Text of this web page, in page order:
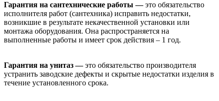
Гарантия на сантехнические работы —это обязательство
исполнителя работ (сантехника) исправить недостатки,
возникшие в результате некачественной установки или
монтажа оборудования. Она распространяется на
выполненные работы и имеет срок действия – 1 год.
Гарантия на унитаз —это обязательство производителя
устранить заводские дефекты и скрытые недостатки изделия в
течение установленного срока.